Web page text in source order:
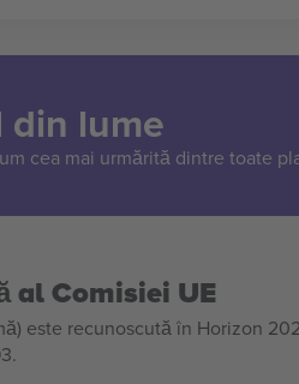
din lume
cea mai urmărită dintre toate
al Comisiei UE
este recunoscută în Horizon